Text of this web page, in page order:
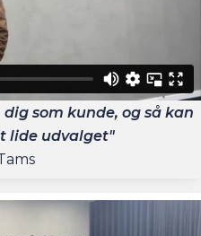
som kunde, og så kan
lide udvalget"